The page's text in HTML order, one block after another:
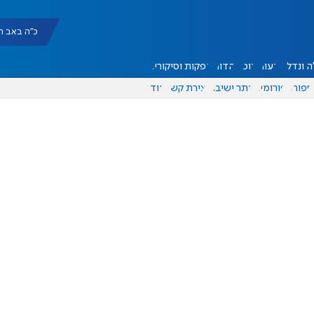
כ"ה באב תשפ"ו
ונדל"ן דעות אוכל יהדות הפקות וסיקורים
ספורט פורומים אתר ישיבה יצירת קשר עוד